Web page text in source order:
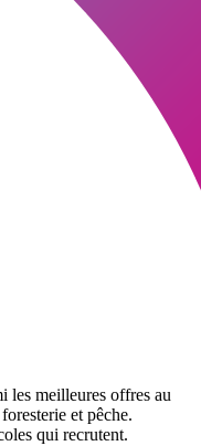
les meilleures offres au
et pêche.
qui recrutent.